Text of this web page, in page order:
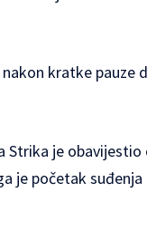
kratke pauze
Strika je
je početak